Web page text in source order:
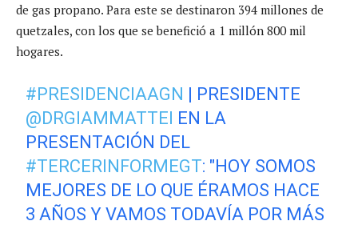
de gas propano. Para este se destinaron 394 millones de
quetzales, con los que se benefició a 1 millón 800 mil
hogares.
#PRESIDENCIAAGN | PRESIDENTE
@DRGIAMMATTEI EN LA
PRESENTACIÓN DEL
#TERCERINFORMEGT: "HOY SOMOS
MEJORES DE LO QUE ÉRAMOS HACE
3 AÑOS Y VAMOS TODAVÍA POR MÁS